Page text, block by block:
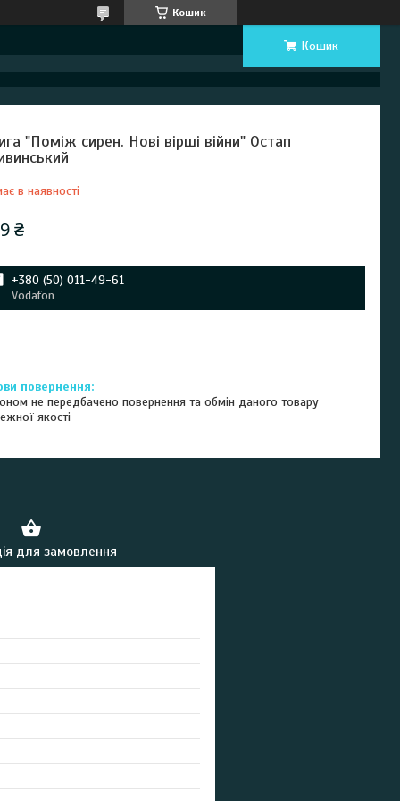
Кошик
Кошик
"Поміж сирен. Нові вірші війни" Остап
в наявності
₴
+380 (50) 011-49-61
Vodafon
не передбачено повернення та обмін даного товару
якості
для замовлення